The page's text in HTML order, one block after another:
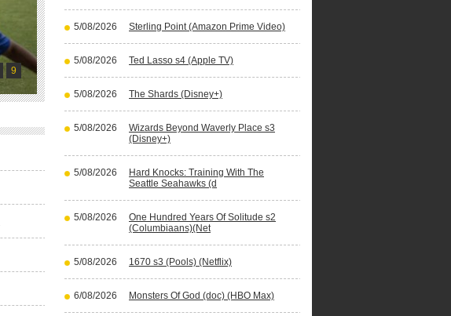
Cristiano Ronaldo waagt zich aan fictiereeks
Lees meer
9
5/08/2026 Sterling Point (Amazon Prime Video)
5/08/2026 Ted Lasso s4 (Apple TV)
5/08/2026 The Shards (Disney+)
5/08/2026
Wizards Beyond Waverly Place s3
(Disney+)
5/08/2026
Hard Knocks: Training With The
Seattle Seahawks (d
5/08/2026
One Hundred Years Of Solitude s2
(Columbiaans)(Net
5/08/2026 1670 s3 (Pools) (Netflix)
6/08/2026 Monsters Of God (doc) (HBO Max)